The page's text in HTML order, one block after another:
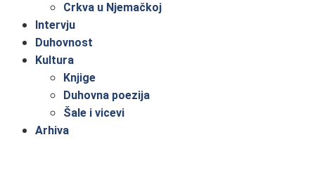
Crkva u Njemačkoj
Intervju
Duhovnost
Kultura
Knjige
Duhovna poezija
Šale i vicevi
Arhiva